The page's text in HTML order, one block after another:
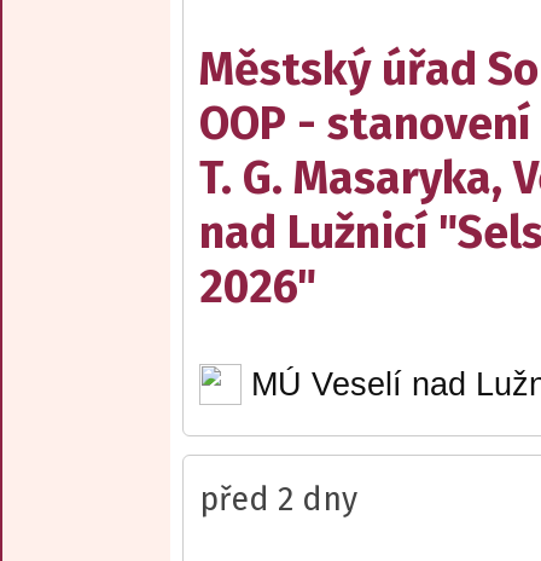
Městský úřad
OOP -
T. G. Masaryka,
nad Lužnicí
2026"
MÚ Veselí nad
před 2 dny